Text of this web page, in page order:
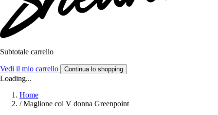
Subtotale carrello
Vedi il mio carrello Continua lo shopping
Loading...
Home
/ Maglione col V donna Greenpoint